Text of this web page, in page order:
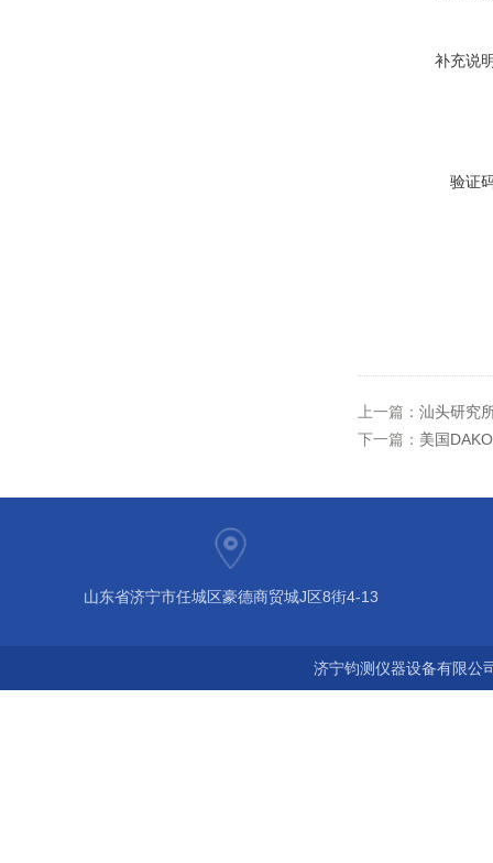
补充说
验证
上一篇： 汕头研究
下一篇： 美国
山东省济宁市任城区豪德商贸城J区8街4-13
济宁钧测仪器设备有限